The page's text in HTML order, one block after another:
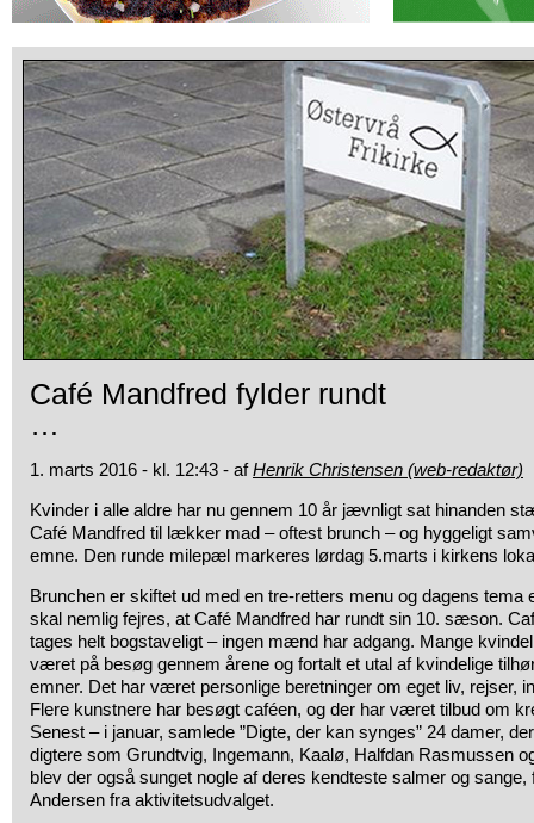
Café Mandfred fylder rundt
…
1. marts 2016 - kl. 12:43 - afHenrik Christensen (web-redaktør)
Kvinder i alle aldre har nu gennem 10 år jævnligt sat hinanden
Café Mandfred til lækker mad – oftest brunch – og hyggeligt
emne. Den runde milepæl markeres lørdag 5.marts i kirkens
Brunchen er skiftet ud med en tre-retters menu og dagens tema
skal nemlig fejres, at Café Mandfred har rundt sin 10. sæson.
tages helt bogstaveligt – ingen mænd har adgang. Mange
været på besøg gennem årene og fortalt et utal af kvindelige
emner. Det har været personlige beretninger om eget liv, rejser,
Flere kunstnere har besøgt caféen, og der har været tilbud om
Senest – i januar, samlede ”Digte, der kan synges” 24 damer,
digtere som Grundtvig, Ingemann, Kaalø, Halfdan Rasmussen
blev der også sunget nogle af deres kendteste salmer og
Andersen fra aktivitetsudvalget.